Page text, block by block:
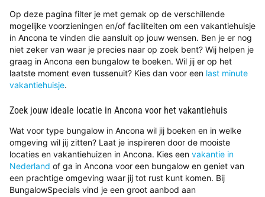
Op deze pagina filter je met gemak op de verschillende
mogelijke voorzieningen en/of faciliteiten om een vakantiehuisje
in Ancona te vinden die aansluit op jouw wensen. Ben je er nog
niet zeker van waar je precies naar op zoek bent? Wij helpen je
graag in Ancona een bungalow te boeken. Wil jij er op het
laatste moment even tussenuit? Kies dan voor een last minute
vakantiehuisje.
Zoek jouw ideale locatie in Ancona voor het vakantiehuis
Wat voor type bungalow in Ancona wil jij boeken en in welke
omgeving wil jij zitten? Laat je inspireren door de mooiste
locaties en vakantiehuizen in Ancona. Kies een vakantie in
Nederland of ga in Ancona voor een bungalow en geniet van
een prachtige omgeving waar jij tot rust kunt komen. Bij
BungalowSpecials vind je een groot aanbod aan